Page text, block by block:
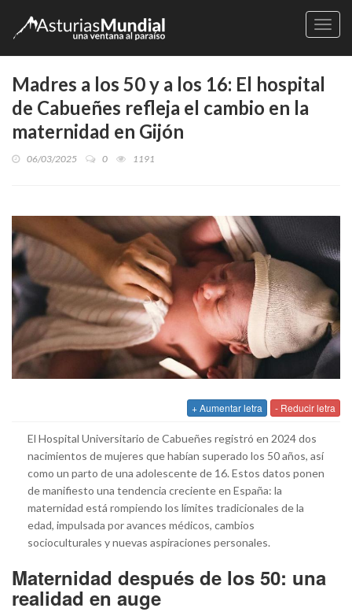
Madres a los 50 y a los 16: El hospital
de Cabueñes refleja el cambio en la
maternidad en Gijón
06/03/2025 0 1191
+ Aumentar letra - Reducir letra
El Hospital Universitario de Cabueñes registró en 2024 dos
nacimientos de mujeres que habían superado los 50 años, así
como un parto de una adolescente de 16. Estos datos ponen
de manifiesto una tendencia creciente en España: la
maternidad está rompiendo los límites tradicionales de la
edad, impulsada por avances médicos, cambios
socioculturales y nuevas aspiraciones personales.
Maternidad después de los 50: una
realidad en auge